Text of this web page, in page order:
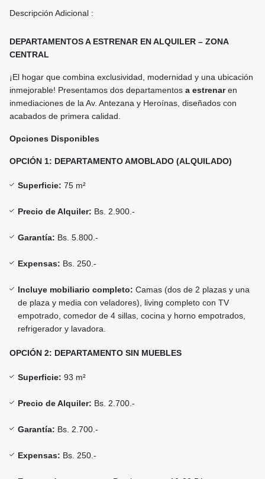
Descripción Adicional :
DEPARTAMENTOS A ESTRENAR EN ALQUILER – ZONA
CENTRAL
¡El hogar que combina exclusividad, modernidad y una ubicación
inmejorable! Presentamos dos departamentos a estrenaren
inmediaciones de la Av. Antezana y Heroínas, diseñados con
acabados de primera calidad.
Opciones Disponibles
OPCIÓN 1: DEPARTAMENTO AMOBLADO (ALQUILADO)
Superficie: 75 m²
Precio de Alquiler: Bs. 2.900.-
Garantía: Bs. 5.800.-
Expensas: Bs. 250.-
Incluye mobiliario completo: Camas (dos de 2 plazas y una
de plaza y media con veladores), living completo con TV
empotrado, comedor de 4 sillas, cocina y horno empotrados,
refrigerador y lavadora.
OPCIÓN 2: DEPARTAMENTO SIN MUEBLES
Superficie: 93 m²
Precio de Alquiler: Bs. 2.700.-
Garantía: Bs. 2.700.-
Expensas: Bs. 250.-